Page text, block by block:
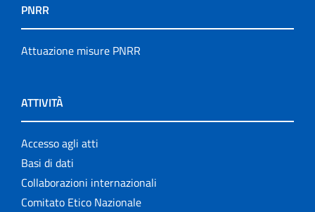
PNRR
Attuazione misure PNRR
ATTIVITÀ
Accesso agli atti
Basi di dati
Collaborazioni internazionali
Comitato Etico Nazionale